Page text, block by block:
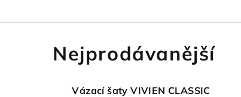
Nejprodávanější
Vázací šaty VIVIEN CLASSIC